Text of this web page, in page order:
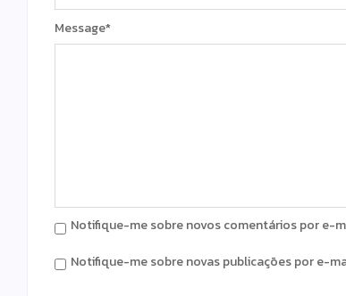
Message*
Notifique-me sobre novos comentários por e-
Notifique-me sobre novas publicações por e-